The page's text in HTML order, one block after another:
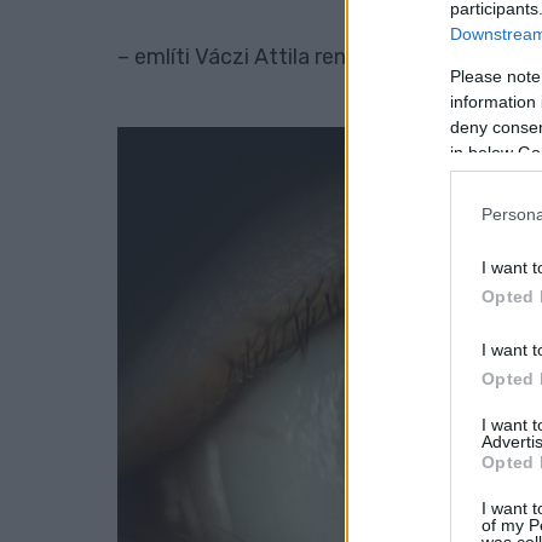
Please
information
deny
in below
I want
Opted
I want
Opted
I want
Opted
I want
of my
– említi Váczi Attila rendőrezredes,